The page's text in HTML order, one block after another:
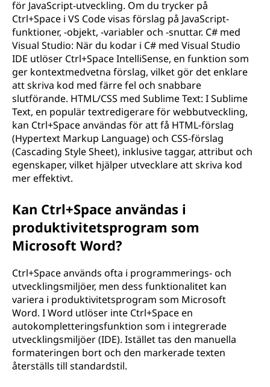
för JavaScript-utveckling. Om du trycker på
Ctrl+Space i VS Code visas förslag på JavaScript-
funktioner, -objekt, -variabler och -snuttar. C# med
Visual Studio: När du kodar i C# med Visual Studio
IDE utlöser Ctrl+Space IntelliSense, en funktion som
ger kontextmedvetna förslag, vilket gör det enklare
att skriva kod med färre fel och snabbare
slutförande. HTML/CSS med Sublime Text: I Sublime
Text, en populär textredigerare för webbutveckling,
kan Ctrl+Space användas för att få HTML-förslag
(Hypertext Markup Language) och CSS-förslag
(Cascading Style Sheet), inklusive taggar, attribut och
egenskaper, vilket hjälper utvecklare att skriva kod
mer effektivt.
Kan Ctrl+Space användas i
produktivitetsprogram som
Microsoft Word?
Ctrl+Space används ofta i programmerings- och
utvecklingsmiljöer, men dess funktionalitet kan
variera i produktivitetsprogram som Microsoft
Word. I Word utlöser inte Ctrl+Space en
autokompletteringsfunktion som i integrerade
utvecklingsmiljöer (IDE). Istället tas den manuella
formateringen bort och den markerade texten
återställs till standardstil.